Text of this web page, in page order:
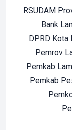
RSUDAM
Bank
DPRD Kota
Pemrov
Pemkab
Pemkab